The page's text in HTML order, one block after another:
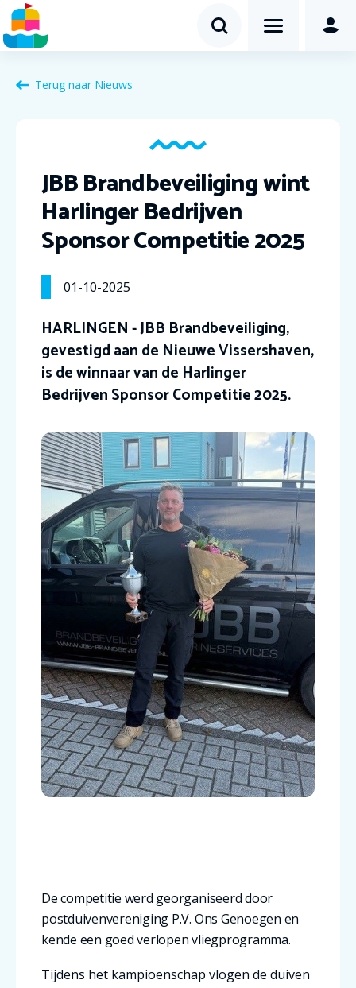
Terug naar Nieuws
JBB Brandbeveiliging wint
Harlinger Bedrijven
Sponsor Competitie 2025
01-10-2025
HARLINGEN - JBB Brandbeveiliging,
gevestigd aan de Nieuwe Vissershaven,
is de winnaar van de Harlinger
Bedrijven Sponsor Competitie 2025.
De competitie werd georganiseerd door
postduivenvereniging P.V. Ons Genoegen en
kende een goed verlopen vliegprogramma.
Tijdens het kampioenschap vlogen de duiven